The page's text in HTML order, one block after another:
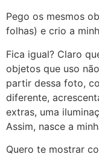
Pego os mesmos
folhas) e crio a
Fica igual? Claro
objetos que uso
partir dessa foto,
diferente,
extras, uma
Assim, nasce a
Quero te mostrar